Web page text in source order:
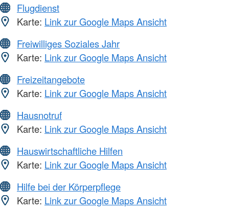
Flugdienst
Karte: Link zur Google Maps Ansicht
Freiwilliges Soziales Jahr
Karte: Link zur Google Maps Ansicht
Freizeitangebote
Karte: Link zur Google Maps Ansicht
Hausnotruf
Karte: Link zur Google Maps Ansicht
Hauswirtschaftliche Hilfen
Karte: Link zur Google Maps Ansicht
Hilfe bei der Körperpflege
Karte: Link zur Google Maps Ansicht